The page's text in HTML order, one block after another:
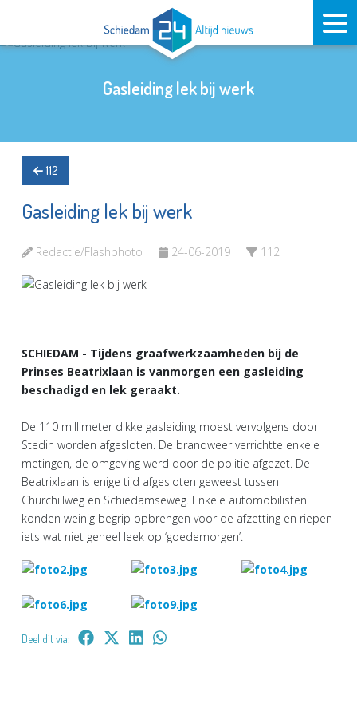
Gasleiding lek bij werk
112
Gasleiding lek bij werk
Redactie/Flashphoto 24-06-2019 112
SCHIEDAM - Tijdens graafwerkzaamheden bij de
Prinses Beatrixlaan is vanmorgen een gasleiding
beschadigd en lek geraakt.
De 110 millimeter dikke gasleiding moest vervolgens door
Stedin worden afgesloten. De brandweer verrichtte enkele
metingen, de omgeving werd door de politie afgezet. De
Beatrixlaan is enige tijd afgesloten geweest tussen
Churchillweg en Schiedamseweg. Enkele automobilisten
konden weinig begrip opbrengen voor de afzetting en riepen
iets wat niet geheel leek op ‘goedemorgen’.
Deel dit via: